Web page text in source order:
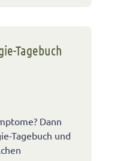
Tagebuch
Dann
Tagebuch und